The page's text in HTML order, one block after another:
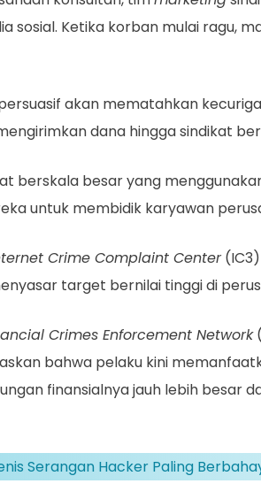
sosial. Ketika korban mulai ragu,
akan mematahkan
dana hingga sindikat
berskala besar yang
untuk membidik karyawan
Crime Complaint Center(IC3)
target bernilai tinggi di
Crimes Enforcement Network
bahwa pelaku kini
finansialnya jauh lebih besar
Serangan Hacker Paling